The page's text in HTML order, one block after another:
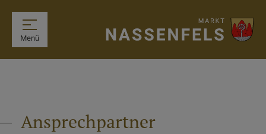
Menü
Ansprechpartner